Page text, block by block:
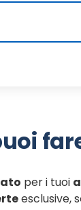
per i tuoi
esclusive,